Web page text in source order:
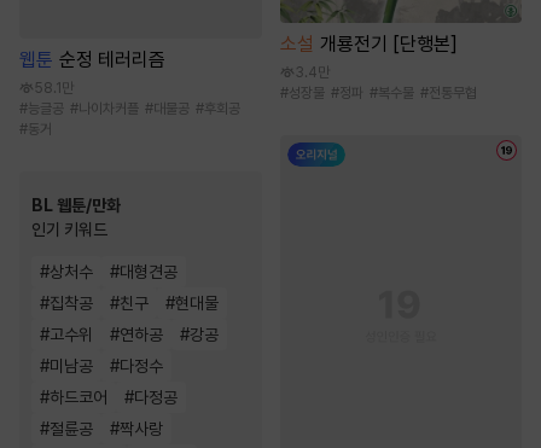
웹툰 순정 테러리즘
58.1만
#능글공 #나이차커플 #대물공 #후회공
#동거
BL 웹툰/만화
인기 키워드
#상처수 #대형견공
#집착공 #친구 #현대물
#고수위 #연하공 #강공
#미남공 #다정수
#하드코어 #다정공
#절륜공 #짝사랑
소설 개룡전기 [단행본]
3.4만
#성장물 #정파 #복수물 #전통무협